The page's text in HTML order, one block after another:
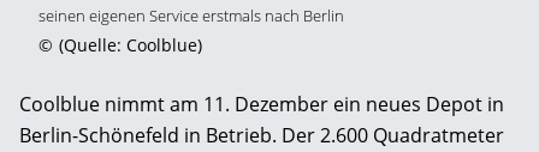
seinen eigenen Service erstmals nach Berlin
© (Quelle: Coolblue)
Coolblue nimmt am 11. Dezember ein neues Depot in
Berlin-Schönefeld in Betrieb. Der 2.600 Quadratmeter